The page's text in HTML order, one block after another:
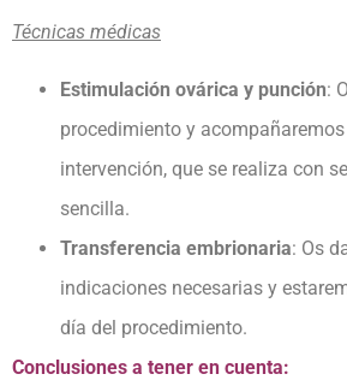
Técnicas médicas
Estimulación ovárica y punción:
procedimiento y
intervención, que se realiza con
sencilla.
Transferencia embrionaria: Os
indicaciones necesarias y
día del procedimiento.
Conclusiones a tener en cuenta: